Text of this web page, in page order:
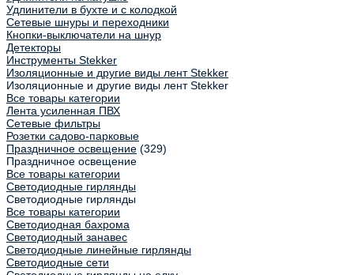
Удлинители в бухте и с колодкой
Сетевые шнуры и переходники
Кнопки-выключатели на шнур
Детекторы
Инструменты Stekker
Изоляционные и другие виды лент Stekker
Изоляционные и другие виды лент Stekker
Все товары категории
Лента усиленная ПВХ
Сетевые фильтры
Розетки садово-парковые
Праздничное освещение (329)
Праздничное освещение
Все товары категории
Светодиодные гирлянды
Светодиодные гирлянды
Все товары категории
Светодиодная бахрома
Светодиодный занавес
Светодиодные линейные гирлянды
Светодиодные сети